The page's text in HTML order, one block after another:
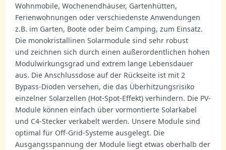
Wohnmobile, Wochenendhäuser, Gartenhütten,
Ferienwohnungen oder verschiedenste Anwendungen
z.B. im Garten, Boote oder beim Camping, zum Einsatz.
Die monokristallinen Solarmodule sind sehr robust
und zeichnen sich durch einen außerordentlichen hohen
Modulwirkungsgrad und extrem lange Lebensdauer
aus. Die Anschlussdose auf der Rückseite ist mit 2
Bypass-Dioden versehen, die das Überhitzungsrisiko
einzelner Solarzellen (Hot-Spot-Effekt) verhindern. Die PV-
Module können einfach über vormontierte Solarkabel
und C4-Stecker verkabelt werden. Unsere Module sind
optimal für Off-Grid-Systeme ausgelegt. Die
Ausgangsspannung der Module liegt etwas oberhalb der